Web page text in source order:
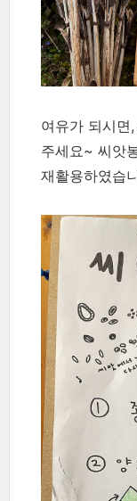
여유가 되시면
주세요~ 씨앗
재활용하였습